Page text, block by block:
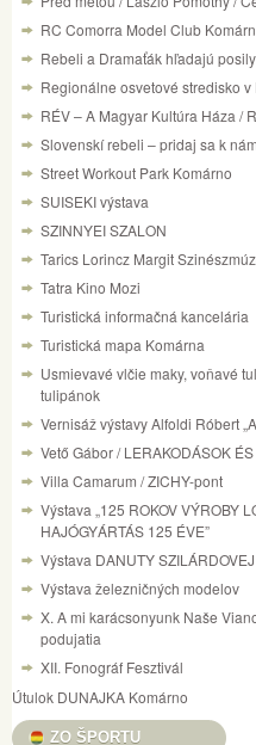
RC Comorra Model Club
Rebeli a Dramaťák hľadajú posily
Regionálne osvetové stredisko
RÉV – A Magyar Kultúra Háza /
Slovenskí rebeli – pridaj sa k
Street Workout Park Komárno
SUISEKI výstava
SZINNYEI SZALON
Tarics Lorincz Margit
Tatra Kino Mozi
Turistická informačná kancelária
Turistická mapa Komárna
Usmievavé vlčie maky, voňavé
tulipánok
Vernisáž výstavy Alfoldi Róbert
Vető Gábor / LERAKODÁSOK
Villa Camarum / ZICHY-pont
Výstava „125 ROKOV VÝROBY
HAJÓGYÁRTÁS 125 ÉVE”
Výstava DANUTY SZILÁRDOVEJ
Výstava železničných modelov
X. A mi karácsonyunk Naše
podujatia
XII. Fonográf Fesztivál
Útulok DUNAJKA Komárno
ZO ŠPORTU